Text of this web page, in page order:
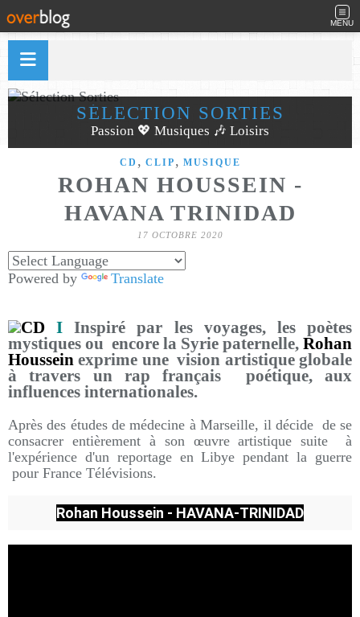
MENU
SÉLECTION SORTIES
Passion 💖 Musiques 🎶 Loisirs
CD , CLIP , MUSIQUE
ROHAN HOUSSEIN -
HAVANA TRINIDAD
17 OCTOBRE 2020
Powered by Translate
CD IInspiré par les voyages, les poètes
mystiques ou encore la Syrie paternelle, Rohan
Houssein exprime une vision artistique globale
à travers un rap français poétique, aux
influences internationales.
Après des études de médecine à Marseille, il décide de se
consacrer entièrement à son œuvre artistique suite à
l'expérience d'un reportage en Libye pendant la guerre
pour France Télévisions.
Rohan Houssein - HAVANA-TRINIDAD